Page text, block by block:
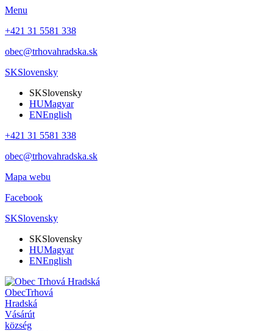
Menu
+421 31 5581 338
obec@trhovahradska.sk
SKSlovensky
SKSlovensky
HUMagyar
ENEnglish
+421 31 5581 338
obec@trhovahradska.sk
Mapa webu
Facebook
SKSlovensky
SKSlovensky
HUMagyar
ENEnglish
ObecTrhová
Hradská
Vásárút
község